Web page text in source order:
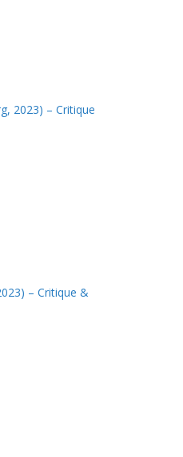
2023) – Critique
– Critique &